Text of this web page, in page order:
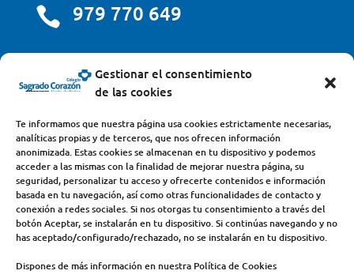
Gestionar el consentimiento
de las cookies
Te informamos que nuestra página usa cookies estrictamente necesarias,
analíticas propias y de terceros, que nos ofrecen información
anonimizada. Estas cookies se almacenan en tu dispositivo y podemos
acceder a las mismas con la finalidad de mejorar nuestra página, su
seguridad, personalizar tu acceso y ofrecerte contenidos e información
basada en tu navegación, así como otras funcionalidades de contacto y
conexión a redes sociales. Si nos otorgas tu consentimiento a través del
botón Aceptar, se instalarán en tu dispositivo. Si continúas navegando y no
has aceptado/configurado/rechazado, no se instalarán en tu dispositivo.
Dispones de más información en nuestra Política de Cookies
 979 770 649
centro@scjdehon.com
Colegio y Seminario Sagrado Corazón
Avda. Castilla y León, s/n – 34200 – Venta de Baños
(Palencia) – Teléfono 979770649